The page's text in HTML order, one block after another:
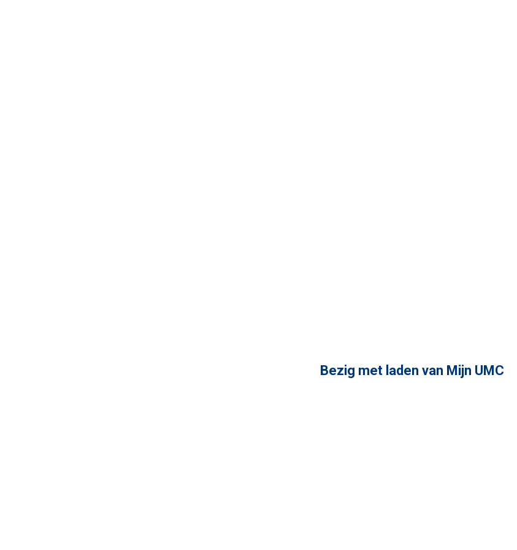
Bezig met laden van Mijn UMC